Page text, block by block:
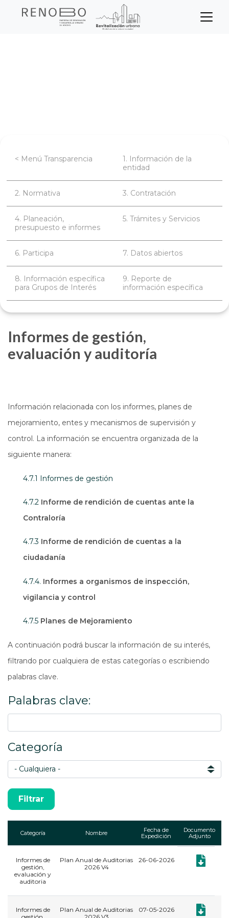
Sitio Web Empresa de
Transparencia
< Menú Transparencia
1. Información de la
entidad
2. Normativa 3. Contratación
4. Planeación,
presupuesto e informes
5. Trámites y Servicios
6. Participa 7. Datos abiertos
8. Información específica
para Grupos de Interés
9. Reporte de
información específica
Informes de gestión,
evaluación y auditoría
Información relacionada con los informes, planes de
mejoramiento, entes y mecanismos de supervisión y
control. La información se encuentra organizada de la
siguiente manera:
4.7.1 Informes de gestión
4.7.2 Informe de rendición de cuentas ante la
Contraloría
4.7.3 Informe de rendición de cuentas a la
ciudadanía
4.7.4. Informes a organismos de inspección,
vigilancia y control
4.7.5 Planes de Mejoramiento
A continuación podrá buscar la información de su interés,
filtrando por cualquiera de estas categorías o escribiendo
palabras clave.
Palabras clave:
Categoría
Categoría Nombre
Fecha de
Expedición
Documento
Adjunto
Informes de
gestión,
evaluación y
auditoria
Plan Anual de Auditorias
2026 V4
26-06-2026
Informes de
Plan Anual de Auditorias
07-05-2026